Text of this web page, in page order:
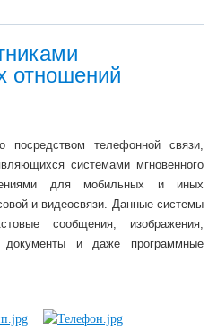
отношений
посредством телефонной связи,
системами мгновенного
для мобильных и иных
и видеосвязи. Данные системы
сообщения, изображения,
документы и даже программные